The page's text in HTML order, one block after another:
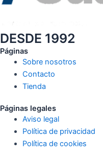
DESDE 1992
Páginas
Sobre nosotros
Contacto
Tienda
Páginas legales
Aviso legal
Política de privacidad
Política de cookies